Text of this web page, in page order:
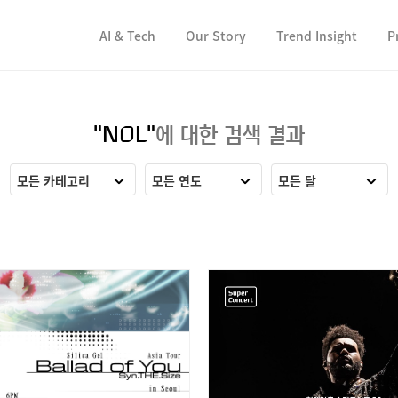
AI & Tech Our Story Trend Insight
"NOL"에 대한 검색 결과
모든 카테고리 모든 연도 모든 달